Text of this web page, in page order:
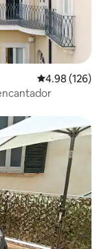
Calificación
4.98 (126)